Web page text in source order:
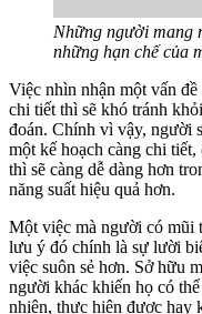
Những người mang
những hạn chế của
Việc nhìn nhận một vấn
chi tiết thì sẽ khó tránh
đoán. Chính vì vậy, người
một kế hoạch càng chi
thì sẽ càng dễ dàng hơn
năng suất hiệu quả hơn.
Một việc mà người có mũi
lưu ý đó chính là sự lười
việc suôn sẻ hơn. Sở hữu
người khác khiến họ có
nhiên, thực hiện được hay